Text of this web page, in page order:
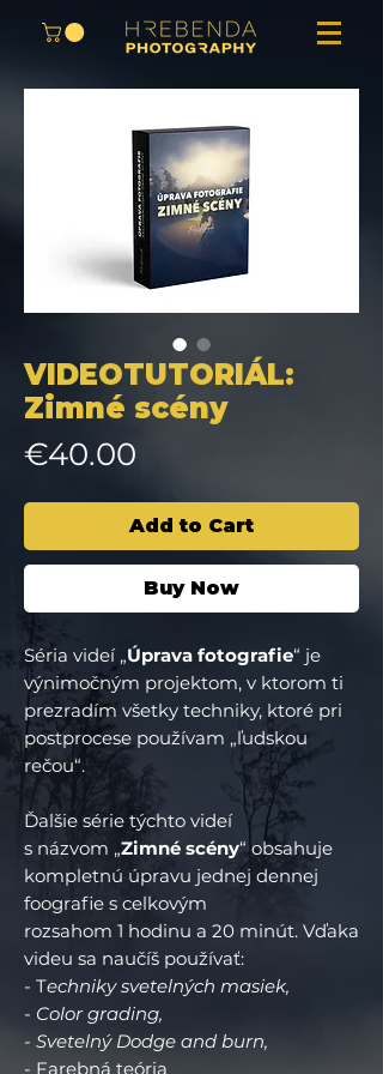
VIDEOTUTORIÁL:
Zimné scény
€40.00
Add to Cart
Buy Now
Séria videí „Úprava fotografie“ je
výnimočným projektom, v ktorom ti
prezradím všetky techniky, ktoré pri
postprocese používam „ľudskou
rečou“.
Ďalšie série týchto videí
s názvom „Zimné scény“ obsahuje
kompletnú úpravu jednej dennej
foografie s celkovým
rozsahom 1 hodinu a 20 minút. Vďaka
videu sa naučíš používať:
- Techniky svetelných masiek,
- Color grading,
- Svetelný Dodge and burn,
- Farebná teória